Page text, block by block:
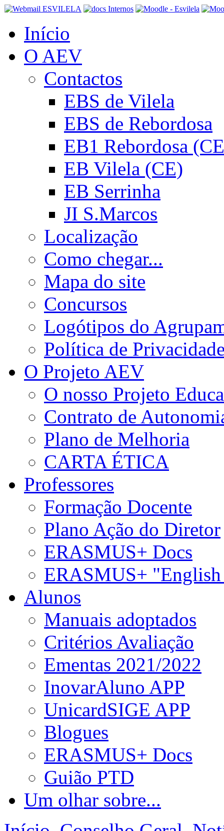
Início
O AEV
Contactos
EBS de Vilela
EBS de Rebordosa
EB1 Rebordosa
EB Vilela (CE)
EB Serrinha
JI S.Marcos
Localização
Como chegar...
Mapa do site
Concursos
Logótipos do
Política de
O Projeto AEV
O nosso Projeto
Contrato de
Plano de Melhoria
CARTA ÉTICA
Professores
Formação Docente
Plano Ação do Diretor
ERASMUS+ Docs
ERASMUS+
Alunos
Manuais adoptados
Critérios Avaliação
Ementas 2021/2022
InovarAluno APP
UnicardSIGE APP
Blogues
ERASMUS+ Docs
Guião PTD
Um olhar sobre...